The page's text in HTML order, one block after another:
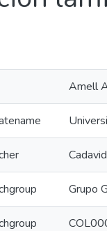
Amell
Grupo